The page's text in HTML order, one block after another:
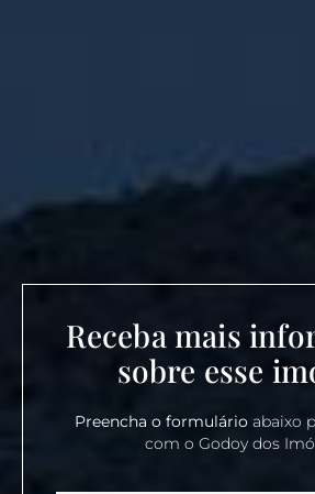
Receba mais
sobre esse
Preencha o formulárioabaixo
com o Godoy dos